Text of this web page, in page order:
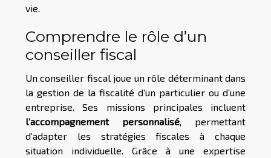
vie.
Comprendre le rôle d’un
conseiller fiscal
Un conseiller fiscal joue un rôle déterminant dans
la gestion de la fiscalité d’un particulier ou d’une
entreprise. Ses missions principales incluent
l’accompagnement personnalisé, permettant
d’adapter les stratégies fiscales à chaque
situation individuelle. Grâce à une expertise